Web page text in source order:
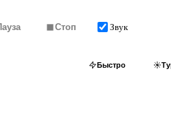
Стоп Звук
Быстро